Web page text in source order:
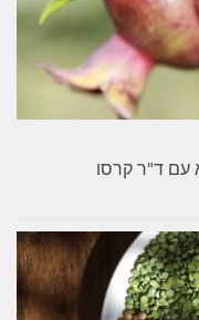
עם ד"ר קרסו